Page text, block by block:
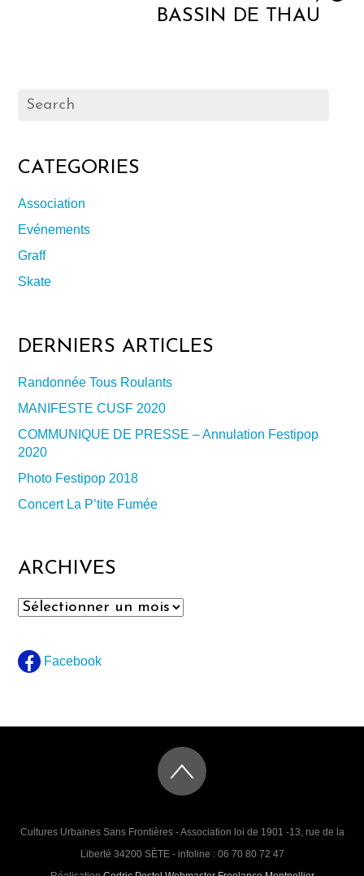
BASSIN DE THAU
CATEGORIES
Association
Evénements
Graff
Skate
DERNIERS ARTICLES
Randonnée Tous Roulants
MANIFESTE CUSF 2020
COMMUNIQUE DE PRESSE – Annulation Festipop
2020
Photo Festipop 2018
Concert La P’tite Fumée
ARCHIVES
Archives
Facebook
Cultures Urbaines Sans Frontières - Association loi de 1901 -13, rue de la
Liberté 34200 SÈTE - infoline : 06 70 80 72 47